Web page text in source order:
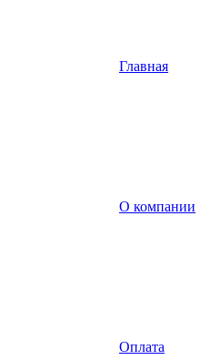
Главная
О компании
Оплата